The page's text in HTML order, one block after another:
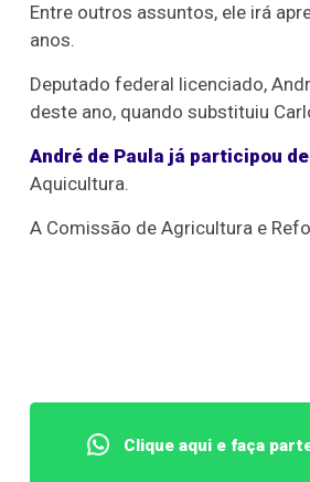
Entre outros assuntos, ele irá
anos.
Deputado federal licenciado,
deste ano, quando substituiu
André de Paula já participou
Aquicultura.
A Comissão de Agricultura e
Clique aqui e faça